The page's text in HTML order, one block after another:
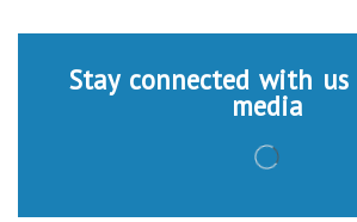
Stay connected with
media